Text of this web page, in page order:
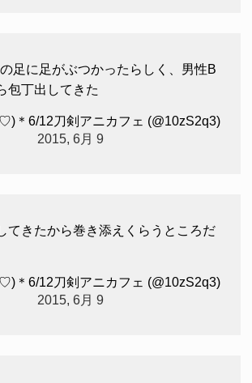
足に足がぶつかったらしく、男性B
包丁出してきた
＊6/12刀剣アニカフェ (@10zS2q3)
2015, 6月 9
てきたから巻き添えくらうところだ
＊6/12刀剣アニカフェ (@10zS2q3)
2015, 6月 9